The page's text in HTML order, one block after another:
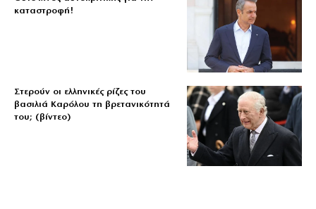
καταστροφή!
Στερούν οι ελληνικές ρίζες του
βασιλιά Καρόλου τη βρετανικότητά
του; (βίντεο)